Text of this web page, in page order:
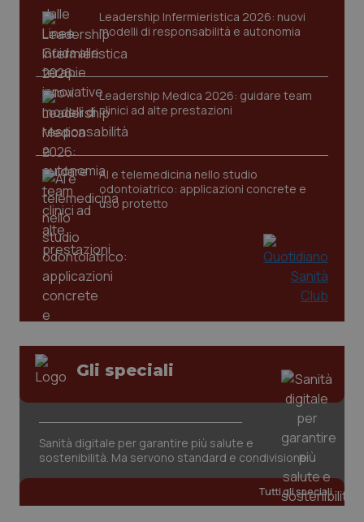
Leadership Infermieristica 2026: nuovi
modelli di responsabilità e autonomia
Leadership Medica 2026: guidare team
clinici ad alte prestazioni
AI e telemedicina nello studio
odontoiatrico: applicazioni concrete e
uso protetto
Gli speciali
Sanità digitale per garantire più salute e
sostenibilità. Ma servono standard e condivisione
Tutti gli speciali
.youtube.com
CookieScriptConsent
www.quotidianosanita.it
www.quotidianosanita.it
2